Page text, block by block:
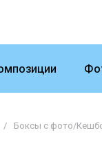
/ Боксы с фото/